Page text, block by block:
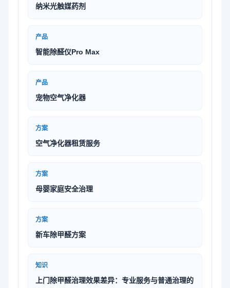
纳米光触媒药剂
产品
智能除醛仪Pro Max
产品
宠物空气净化器
方案
空气净化器租赁服务
方案
母婴家庭安全治理
方案
新车除甲醛方案
知识
上门除甲醛治理效果差异：专业服务与普通治理的